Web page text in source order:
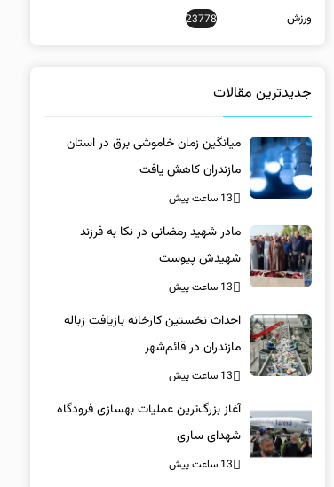
ورزش 23778
جدیدترین مقالات
میانگین زمان خاموشی برق در استان
مازندران کاهش یافت
13 ساعت پیش
مادر شهید رمضانی در نکا به فرزند
شهیدش پیوست
13 ساعت پیش
احداث نخستین کارخانه بازیافت زباله
مازندران در قائم‌شهر
13 ساعت پیش
آغاز بزرگ‌ترین عملیات بهسازی فرودگاه
شهدای ساری
13 ساعت پیش